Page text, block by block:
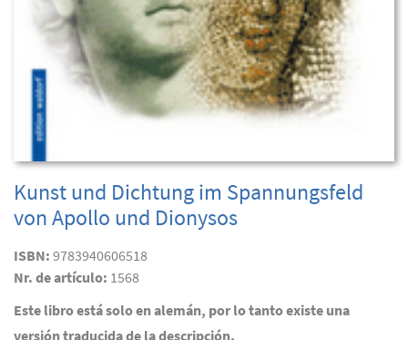
Kunst und Dichtung im Spannungsfeld
von Apollo und Dionysos
ISBN: 9783940606518
Nr. de artículo: 1568
Este libro está solo en alemán, por lo tanto existe una
versión traducida de la descripción.